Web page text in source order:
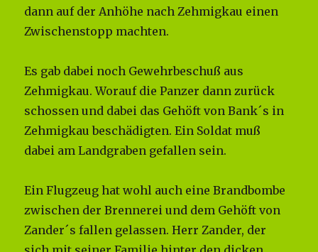
dann auf der Anhöhe nach Zehmigkau einen
Zwischenstopp machten.
Es gab dabei noch Gewehrbeschuß aus
Zehmigkau. Worauf die Panzer dann zurück
schossen und dabei das Gehöft von Bank´s in
Zehmigkau beschädigten. Ein Soldat muß
dabei am Landgraben gefallen sein.
Ein Flugzeug hat wohl auch eine Brandbombe
zwischen der Brennerei und dem Gehöft von
Zander´s fallen gelassen. Herr Zander, der